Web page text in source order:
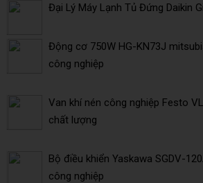
Đại Lý Máy Lạnh Tủ Đứng Daikin
Động cơ 750W HG-KN73J
công nghiệp
Van khí nén công nghiệp Festo
chất lượng
Bộ điều khiển Yaskawa SGDV-
công nghiệp